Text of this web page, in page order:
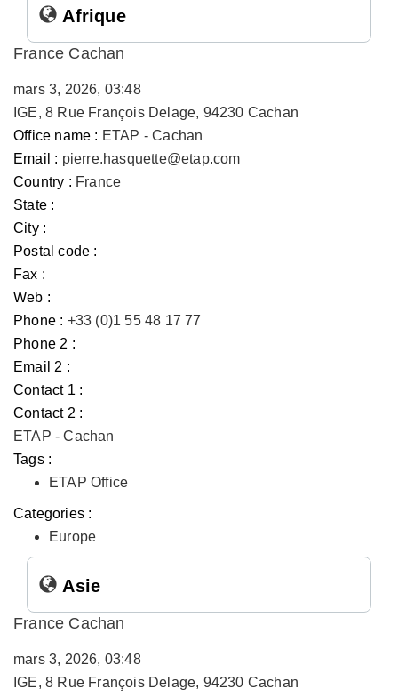
Afrique
France Cachan
mars 3, 2026, 03:48
IGE, 8 Rue François Delage, 94230 Cachan
Office name : ETAP - Cachan
Email : pierre.hasquette@etap.com
Country : France
State :
City :
Postal code :
Fax :
Web :
Phone : +33 (0)1 55 48 17 77
Phone 2 :
Email 2 :
Contact 1 :
Contact 2 :
ETAP - Cachan
Tags :
ETAP Office
Categories :
Europe
Asie
France Cachan
mars 3, 2026, 03:48
IGE, 8 Rue François Delage, 94230 Cachan